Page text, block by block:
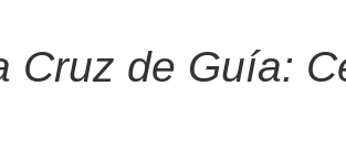
Cruz de Guía: